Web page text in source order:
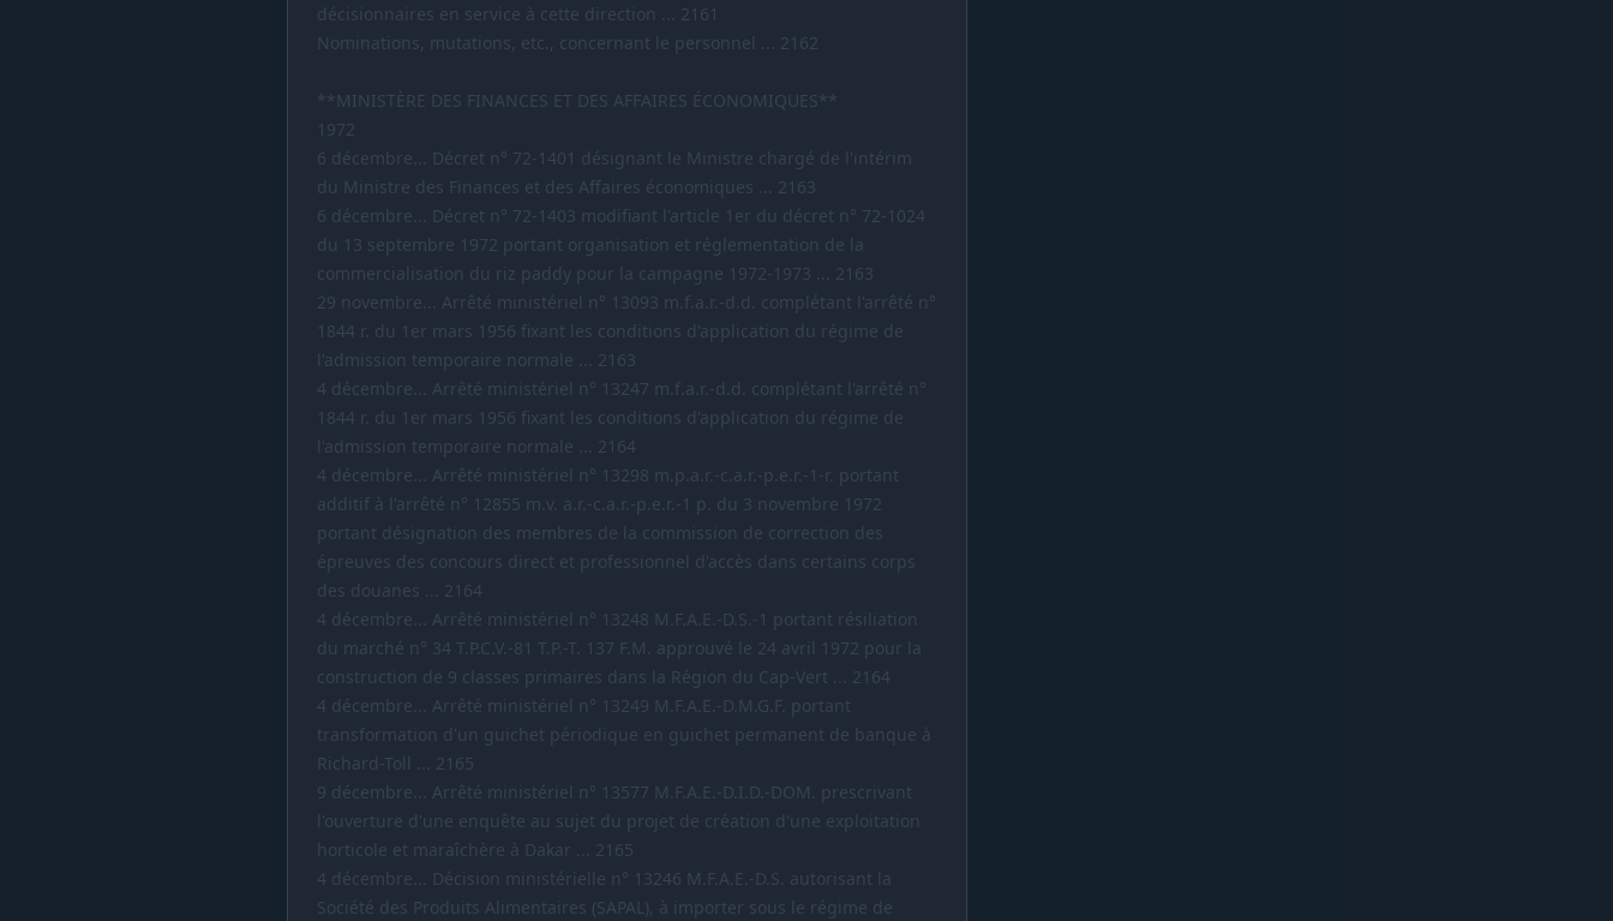
décisionnaires en service à cette direction ... 2161
Nominations, mutations, etc., concernant le personnel ... 2162
**MINISTÈRE DES FINANCES ET DES AFFAIRES ÉCONOMIQUES**
1972
6 décembre... Décret n° 72-1401 désignant le Ministre chargé de l'intérim
du Ministre des Finances et des Affaires économiques ... 2163
6 décembre... Décret n° 72-1403 modifiant l'article 1er du décret n° 72-1024
du 13 septembre 1972 portant organisation et réglementation de la
commercialisation du riz paddy pour la campagne 1972-1973 ... 2163
29 novembre... Arrêté ministériel n° 13093 m.f.a.r.-d.d. complétant l'arrêté n°
1844 r. du 1er mars 1956 fixant les conditions d'application du régime de
l'admission temporaire normale ... 2163
4 décembre... Arrêté ministériel n° 13247 m.f.a.r.-d.d. complétant l'arrêté n°
1844 r. du 1er mars 1956 fixant les conditions d'application du régime de
l'admission temporaire normale ... 2164
4 décembre... Arrêté ministériel n° 13298 m.p.a.r.-c.a.r.-p.e.r.-1-r. portant
additif à l'arrêté n° 12855 m.v. a.r.-c.a.r.-p.e.r.-1 p. du 3 novembre 1972
portant désignation des membres de la commission de correction des
épreuves des concours direct et professionnel d'accès dans certains corps
des douanes ... 2164
4 décembre... Arrêté ministériel n° 13248 M.F.A.E.-D.S.-1 portant résiliation
du marché n° 34 T.P.C.V.-81 T.P.-T. 137 F.M. approuvé le 24 avril 1972 pour la
construction de 9 classes primaires dans la Région du Cap-Vert ... 2164
4 décembre... Arrêté ministériel n° 13249 M.F.A.E.-D.M.G.F. portant
transformation d'un guichet périodique en guichet permanent de banque à
Richard-Toll ... 2165
9 décembre... Arrêté ministériel n° 13577 M.F.A.E.-D.I.D.-DOM. prescrivant
l'ouverture d'une enquête au sujet du projet de création d'une exploitation
horticole et maraîchère à Dakar ... 2165
4 décembre... Décision ministérielle n° 13246 M.F.A.E.-D.S. autorisant la
Société des Produits Alimentaires (SAPAL), à importer sous le régime de